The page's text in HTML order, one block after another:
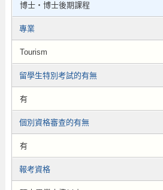
博士・博士後期課程
專業
Tourism
留學生特別考試的有無
有
個別資格審查的有無
有
報考資格